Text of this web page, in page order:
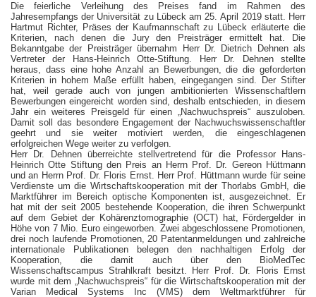
Die feierliche Verleihung des Preises fand im Rahmen des
Jahresempfangs der Universität zu Lübeck am 25. April 2019 statt. Herr
Hartmut Richter, Präses der Kaufmannschaft zu Lübeck erläuterte die
Kriterien, nach denen die Jury den Preisträger ermittelt hat. Die
Bekanntgabe der Preisträger übernahm Herr Dr. Dietrich Dehnen als
Vertreter der Hans-Heinrich Otte-Stiftung. Herr Dr. Dehnen stellte
heraus, dass eine hohe Anzahl an Bewerbungen, die die geforderten
Kriterien in hohem Maße erfüllt haben, eingegangen sind. Der Stifter
hat, weil gerade auch von jungen ambitionierten Wissenschaftlern
Bewerbungen eingereicht worden sind, deshalb entschieden, in diesem
Jahr ein weiteres Preisgeld für einen „Nachwuchspreis“ auszuloben.
Damit soll das besondere Engagement der Nachwuchswissenschaftler
geehrt und sie weiter motiviert werden, die eingeschlagenen
erfolgreichen Wege weiter zu verfolgen.
Herr Dr. Dehnen überreichte stellvertretend für die Professor Hans-
Heinrich Otte Stiftung den Preis an Herrn Prof. Dr. Gereon Hüttmann
und an Herrn Prof. Dr. Floris Ernst. Herr Prof. Hüttmann wurde für seine
Verdienste um die Wirtschaftskooperation mit der Thorlabs GmbH, die
Marktführer im Bereich optische Komponenten ist, ausgezeichnet. Er
hat mit der seit 2005 bestehende Kooperation, die ihren Schwerpunkt
auf dem Gebiet der Kohärenztomographie (OCT) hat, Fördergelder in
Höhe von 7 Mio. Euro eingeworben. Zwei abgeschlossene Promotionen,
drei noch laufende Promotionen, 20 Patentanmeldungen und zahlreiche
internationale Publikationen belegen den nachhaltigen Erfolg der
Kooperation, die damit auch über den BioMedTec
Wissenschaftscampus Strahlkraft besitzt.
Herr Prof. Dr. Floris Ernst
wurde mit dem „Nachwuchspreis“ für die Wirtschaftskooperation mit der
Varian Medical Systems Inc (VMS) dem Weltmarktführer für